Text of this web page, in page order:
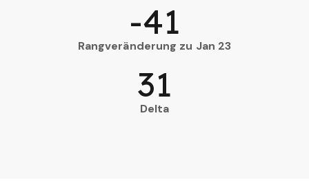
Rangveränderung zu Jan 23
-41
Delta
31